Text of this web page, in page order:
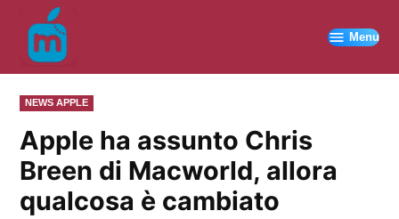
contenuto
Menu
PUBBLICATO
IN
NEWS APPLE
Apple ha assunto Chris
Breen di Macworld, allora
qualcosa è cambiato